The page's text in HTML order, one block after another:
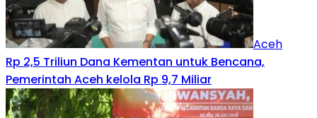
Aceh
Rp 2,5 Triliun Dana Kementan untuk Bencana,
Pemerintah Aceh kelola Rp 9,7 Miliar‎